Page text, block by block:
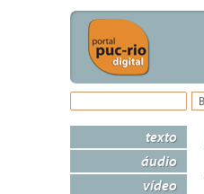
texto
áudio
vídeo